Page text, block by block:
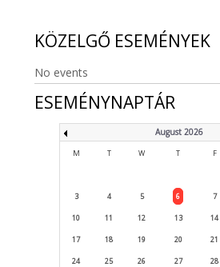
KÖZELGŐ ESEMÉNYEK
No events
ESEMÉNYNAPTÁR
August 2026
M T W T F
3 4 5 6 7
10 11 12 13 14
17 18 19 20 21
24 25 26 27 28